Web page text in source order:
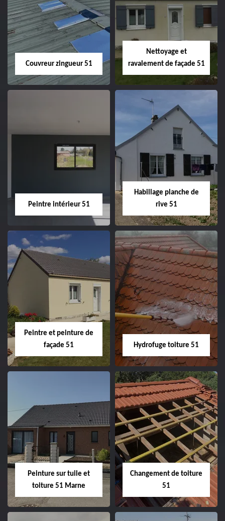
velux 51
Couvreur zingueur 51
51
Nettoyage et
ravalement de façade 51
Nettoyage et
ravalement de
façade 51
Peintre intérieur 51
Peintre intérieur
Habillage planche de
rive 51
Habillage planche
de rive 51
Peintre et peinture de
façade 51
Peintre et peinture
de façade 51
Hydrofuge toiture 51
Hydrofuge toiture
51
Peinture sur tuile et
toiture 51 Marne
Changement de toiture
51